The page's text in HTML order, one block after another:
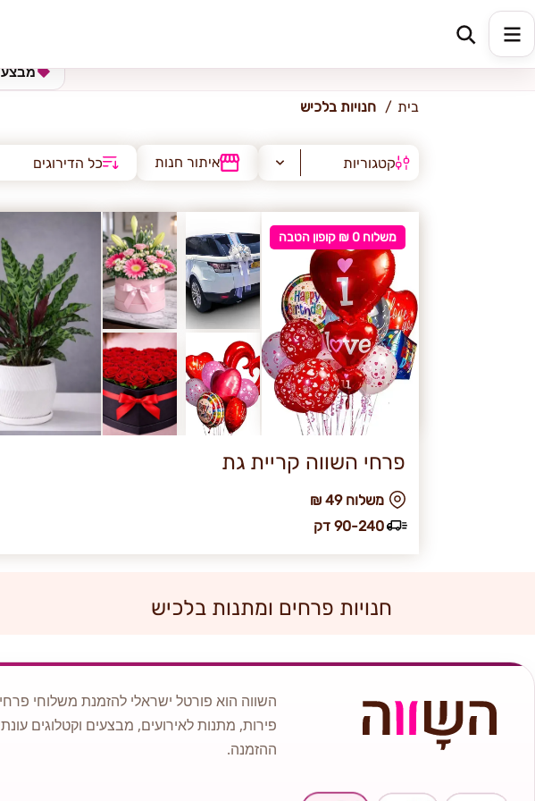
לכיש
בית חנויות בלכיש
קטגוריות איתור חנות כל הדירוגים
משלוח 0 ₪ קופון הטבה
פרחי השווה קריית גת
₪ משלוח 49
90-240 דק
חנויות פרחים ומתנות בלכיש
השווה הוא פורטל ישראלי להזמנת משלוחי
פירות, מתנות לאירועים, מבצעים וקטלוגים
ההזמנה.